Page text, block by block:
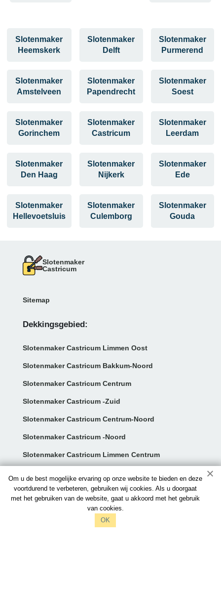
Om u de best mogelijke ervaring op onze website te bieden en deze
voortdurend te verbeteren, gebruiken wij cookies. Als u doorgaat
met het gebruiken van de website, gaat u akkoord met het gebruik
van cookies.
OK
Slotenmaker
Heemskerk
Slotenmaker
Delft
Slotenmaker
Purmerend
Slotenmaker
Amstelveen
Slotenmaker
Papendrecht
Slotenmaker
Soest
Slotenmaker
Gorinchem
Slotenmaker
Castricum
Slotenmaker
Leerdam
Slotenmaker
Den Haag
Slotenmaker
Nijkerk
Slotenmaker
Ede
Slotenmaker
Hellevoetsluis
Slotenmaker
Culemborg
Slotenmaker
Gouda
Slotenmaker
Castricum
Sitemap
Dekkingsgebied:
Slotenmaker Castricum Limmen Oost
Slotenmaker Castricum Bakkum-Noord
Slotenmaker Castricum Centrum
Slotenmaker Castricum -Zuid
Slotenmaker Castricum Centrum-Noord
Slotenmaker Castricum -Noord
Slotenmaker Castricum Limmen Centrum
Contact:
info@slotenmakerscastricum.nl